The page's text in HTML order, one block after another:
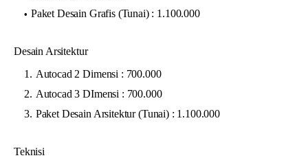
Paket Desain Grafis (Tunai) : 1.100.000
Desain Arsitektur
Autocad 2 Dimensi : 700.000
Autocad 3 DImensi : 700.000
Paket Desain Arsitektur (Tunai) : 1.100.000
Teknisi